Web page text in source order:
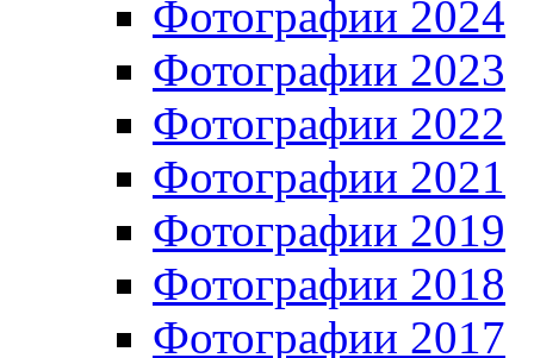
Фотографии 2024
Фотографии 2023
Фотографии 2022
Фотографии 2021
Фотографии 2019
Фотографии 2018
Фотографии 2017